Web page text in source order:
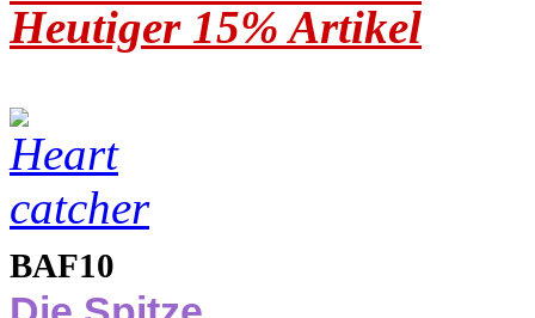
Heutiger 15% Artikel
BAF10